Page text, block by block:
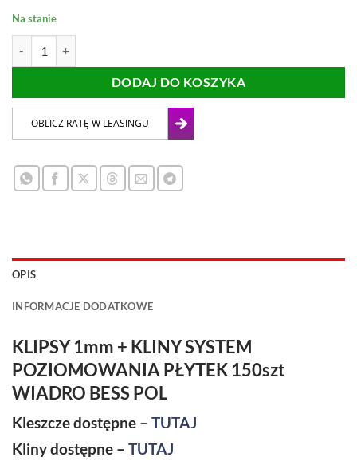
Na stanie
DODAJ DO KOSZYKA
OPIS
INFORMACJE DODATKOWE
KLIPSY 1mm + KLINY SYSTEM
POZIOMOWANIA PŁYTEK 150szt
WIADRO BESS POL
Kleszcze dostępne – TUTAJ
Kliny dostępne – TUTAJ